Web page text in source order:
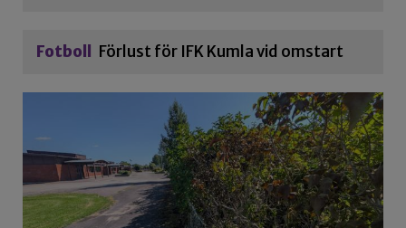
Fotboll Förlust för IFK Kumla vid omstart